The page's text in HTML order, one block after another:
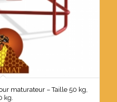
maturateur – Taille 50 kg,
kg.